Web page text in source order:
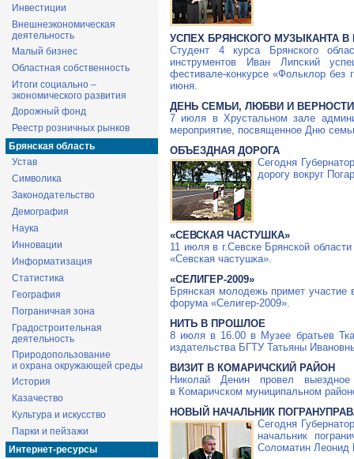
Инвестиции
Внешнеэкономическая
деятельность
Малый бизнес
Областная собственность
Итоги социально –
экономического развития
Дорожный фонд
Реестр розничных рынков
Брянская область
Устав
Символика
Законодательство
Демография
Наука
Инновации
Информатизация
Статистика
География
Пограничная зона
Градостроительная
деятельность
Природопользование
и охрана окружающей среды
История
Казачество
Культура и искусство
Парки и пейзажи
Интернет-ресурсы
УСПЕХ БРЯНСКОГО МУЗЫКАНТА В
Студент 4 курса Брянского
инструментов Иван Липский
фестивале-конкурсе «Фольклор без
июня.
ДЕНЬ СЕМЬИ, ЛЮБВИ И
7 июля в Хрустальном зале
мероприятие, посвященное Дню
ОБЪЕЗДНАЯ ДОРОГА
Сегодня
дорогу вокруг
«СЕВСКАЯ ЧАСТУШКА»
11 июля в г.Севске Брянской
«Севская частушка».
«СЕЛИГЕР-2009»
Брянская молодежь примет участие
форума «Селигер-2009».
НИТЬ В ПРОШЛОЕ
8 июля в 16.00 в Музее братьев
издательства БГТУ Татьяны
ВИЗИТ В КОМАРИЧСКИЙ РАЙОН
Николай Денин провел
в Комаричском муниципальном
НОВЫЙ НАЧАЛЬНИК
Сегодня
начальник
Соломатин Леонид